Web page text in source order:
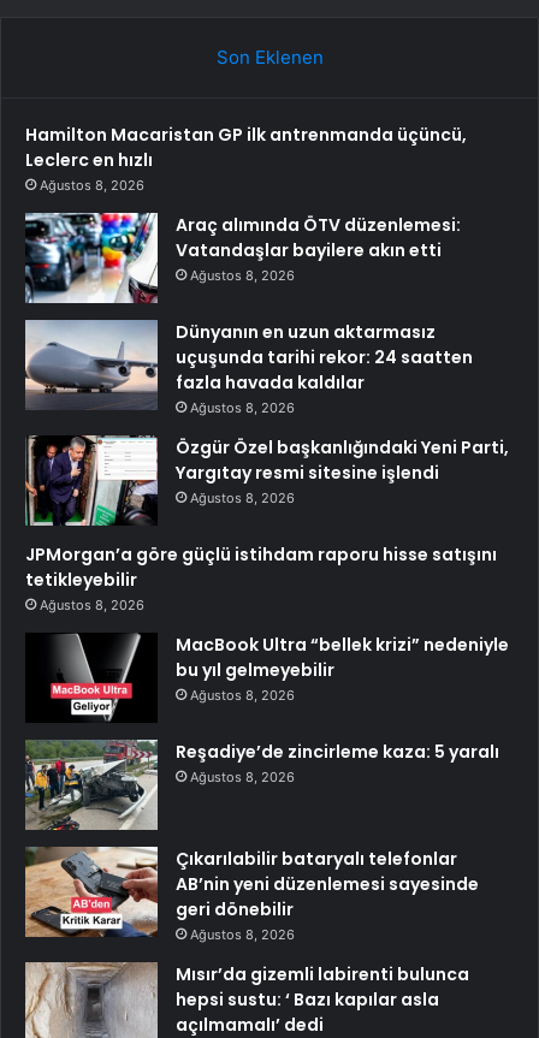
Son Eklenen
Hamilton Macaristan GP ilk antrenmanda üçüncü,
Leclerc en hızlı
Ağustos 8, 2026
Araç alımında ÖTV düzenlemesi:
Vatandaşlar bayilere akın etti
Ağustos 8, 2026
Dünyanın en uzun aktarmasız
uçuşunda tarihi rekor: 24 saatten
fazla havada kaldılar
Ağustos 8, 2026
Özgür Özel başkanlığındaki Yeni Parti,
Yargıtay resmi sitesine işlendi
Ağustos 8, 2026
JPMorgan’a göre güçlü istihdam raporu hisse satışını
tetikleyebilir
Ağustos 8, 2026
MacBook Ultra “bellek krizi” nedeniyle
bu yıl gelmeyebilir
Ağustos 8, 2026
Reşadiye’de zincirleme kaza: 5 yaralı
Ağustos 8, 2026
Çıkarılabilir bataryalı telefonlar
AB’nin yeni düzenlemesi sayesinde
geri dönebilir
Ağustos 8, 2026
Mısır’da gizemli labirenti bulunca
hepsi sustu: ‘ Bazı kapılar asla
açılmamalı’ dedi